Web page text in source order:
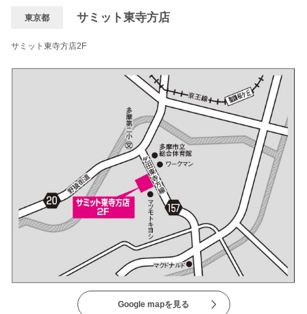
東京都 サミット東寺方店
サミット東寺方店2F
Google mapを見る